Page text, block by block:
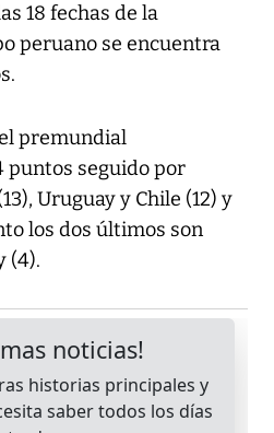
18 fechas de la
peruano se encuentra
premundial
puntos seguido por
Uruguay y Chile (12) y
los dos últimos son
(4).